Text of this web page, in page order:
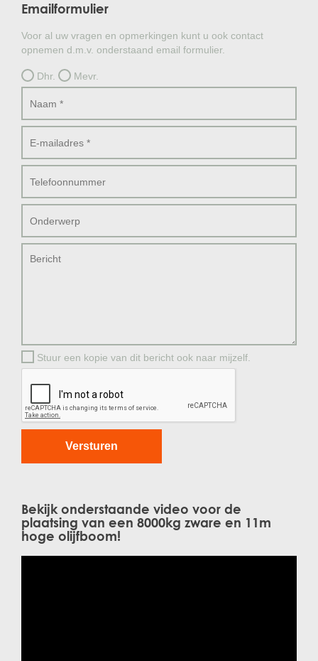
Emailformulier
Voor al uw vragen en opmerkingen kunt u ook contact
opnemen d.m.v. onderstaand email formulier.
Dhr. Mevr.
Stuur een kopie van dit bericht ook naar mijzelf.
Bekijk onderstaande video voor de
plaatsing van een 8000kg zware en 11m
hoge olijfboom!